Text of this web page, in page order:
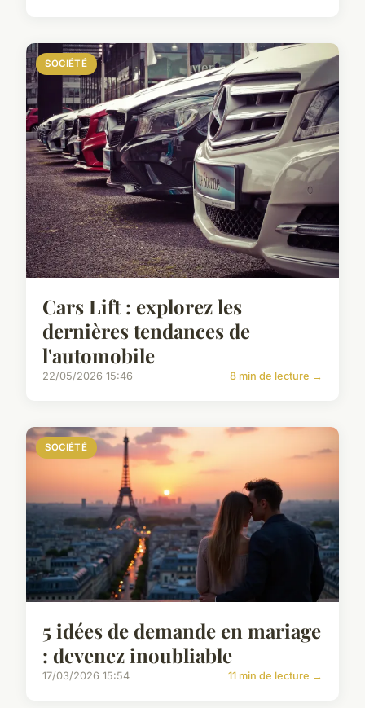
SOCIÉTÉ
Cars Lift : explorez les
dernières tendances de
l'automobile
22/05/2026 15:46 8 min de lecture →
SOCIÉTÉ
5 idées de demande en mariage
: devenez inoubliable
17/03/2026 15:54 11 min de lecture →